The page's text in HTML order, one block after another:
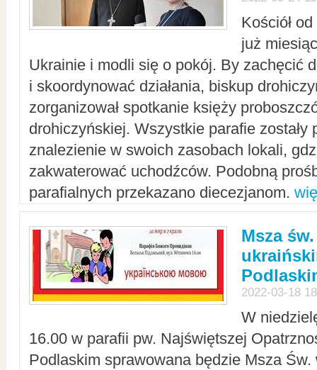
Kościół
już
Ukrainie i modli się o pokój. By zachęcić
i skoordynować działania, biskup
zorganizował spotkanie księży
drohiczyńskiej. Wszystkie parafie zostały
znalezienie w swoich zasobach lokali,
zakwaterować uchodźców. Podobną
parafialnych przekazano diecezjanom.
Msza
2022-03-18
W
16.00 w parafii pw. Najświętszej
Podlaskim sprawowana będzie Msza Św.